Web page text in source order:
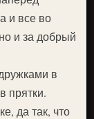
и все во
и за добрый
в
прятки.
да так, что